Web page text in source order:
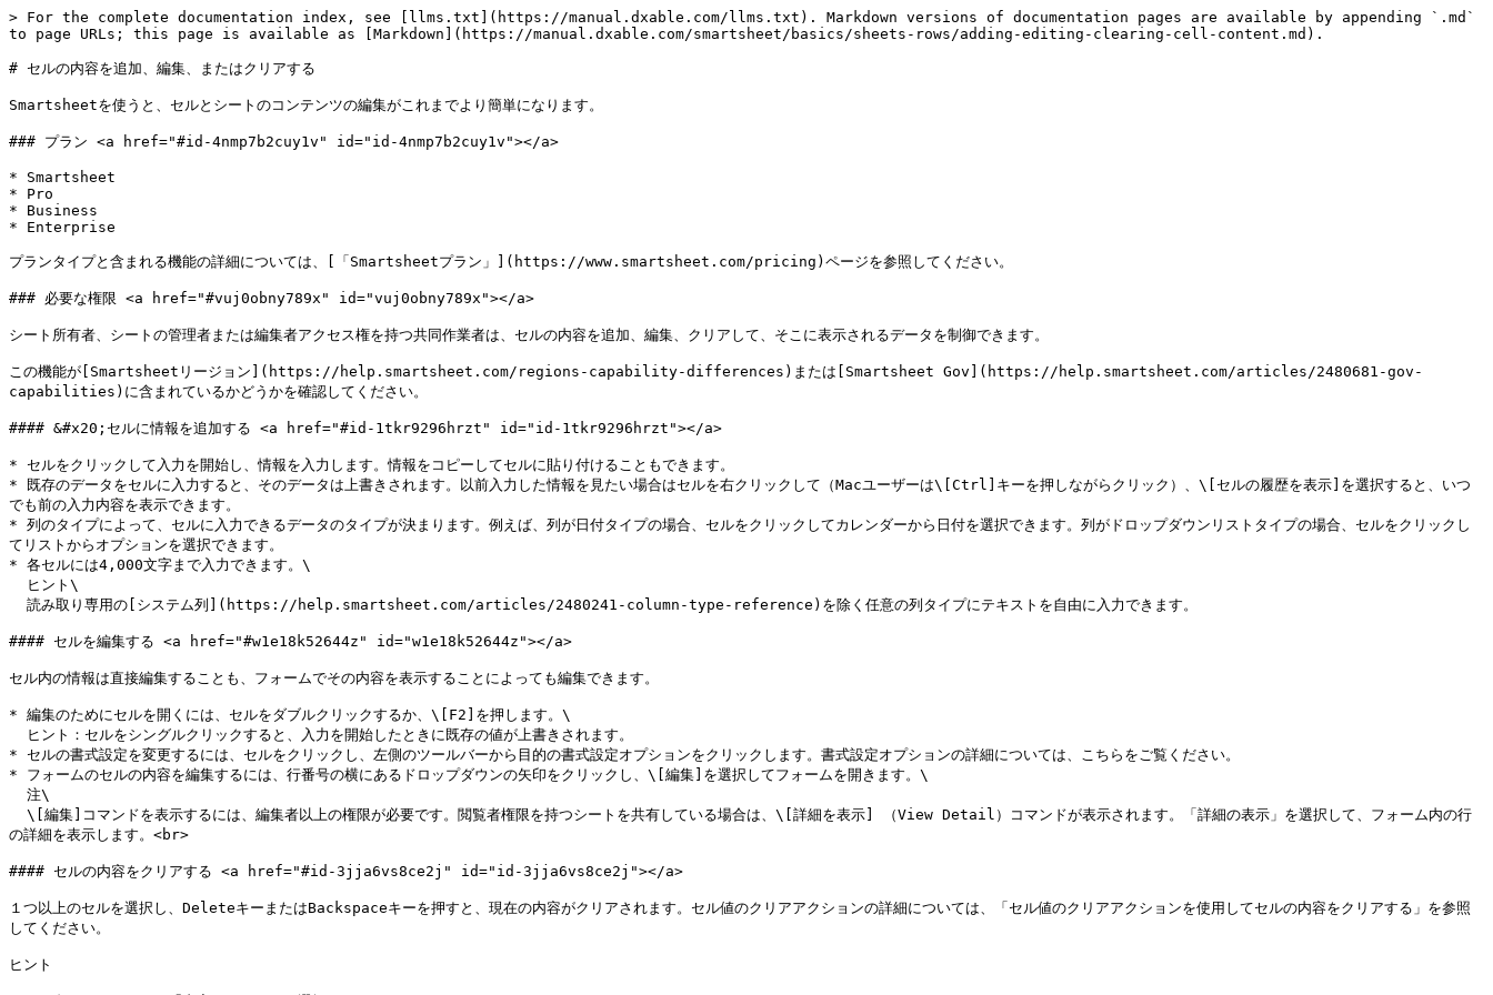
> For the complete documentation index, see [llms.txt](https://manual.dxable.com/llms.txt). Markdown versions of documentation pages are available by appending `.md`
to page URLs; this page is available as [Markdown](https://manual.dxable.com/smartsheet/basics/sheets-rows/adding-editing-clearing-cell-content.md).
# セルの内容を追加、編集、またはクリアする
Smartsheetを使うと、セルとシートのコンテンツの編集がこれまでより簡単になります。
### プラン <a href="#id-4nmp7b2cuy1v" id="id-4nmp7b2cuy1v"></a>
* Smartsheet
* Pro
* Business
* Enterprise
プランタイプと含まれる機能の詳細については、[「Smartsheetプラン」](https://www.smartsheet.com/pricing)ページを参照してください。
### 必要な権限 <a href="#vuj0obny789x" id="vuj0obny789x"></a>
シート所有者、シートの管理者または編集者アクセス権を持つ共同作業者は、セルの内容を追加、編集、クリアして、そこに表示されるデータを制御できます。
この機能が[Smartsheetリージョン](https://help.smartsheet.com/regions-capability-differences)または[Smartsheet Gov](https://help.smartsheet.com/articles/2480681-gov-
capabilities)に含まれているかどうかを確認してください。
#### &#x20;セルに情報を追加する <a href="#id-1tkr9296hrzt" id="id-1tkr9296hrzt"></a>
* セルをクリックして入力を開始し、情報を入力します。情報をコピーしてセルに貼り付けることもできます。
* 既存のデータをセルに入力すると、そのデータは上書きされます。以前入力した情報を見たい場合はセルを右クリックして（Macユーザーは\[Ctrl]キーを押しながらクリック）、\[セルの履歴を表示]を選択すると、いつ
でも前の入力内容を表示できます。
* 列のタイプによって、セルに入力できるデータのタイプが決まります。例えば、列が日付タイプの場合、セルをクリックしてカレンダーから日付を選択できます。列がドロップダウンリストタイプの場合、セルをクリックし
てリストからオプションを選択できます。
* 各セルには4,000文字まで入力できます。\
#### セルを編集する <a href="#w1e18k52644z" id="w1e18k52644z"></a>
セル内の情報は直接編集することも、フォームでその内容を表示することによっても編集できます。
* 編集のためにセルを開くには、セルをダブルクリックするか、\[F2]を押します。\
* セルの書式設定を変更するには、セルをクリックし、左側のツールバーから目的の書式設定オプションをクリックします。書式設定オプションの詳細については、こちらをご覧ください。
* フォームのセルの内容を編集するには、行番号の横にあるドロップダウンの矢印をクリックし、\[編集]を選択してフォームを開きます。\
の詳細を表示します。<br>
#### セルの内容をクリアする <a href="#id-3jja6vs8ce2j" id="id-3jja6vs8ce2j"></a>
１つ以上のセルを選択し、DeleteキーまたはBackspaceキーを押すと、現在の内容がクリアされます。セル値のクリアアクションの詳細については、「セル値のクリアアクションを使用してセルの内容をクリアする」を参照
してください。
ヒント